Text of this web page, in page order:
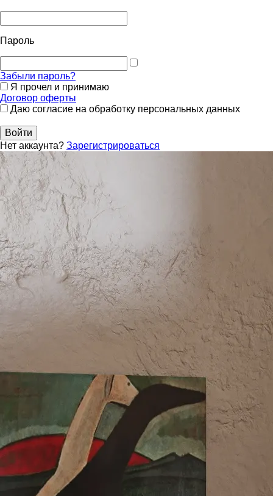
Пароль
Забыли пароль?
Я прочел и принимаю
Договор оферты
Даю согласие на обработку персональных данных
Войти
Нет аккаунта? Зарегистрироваться